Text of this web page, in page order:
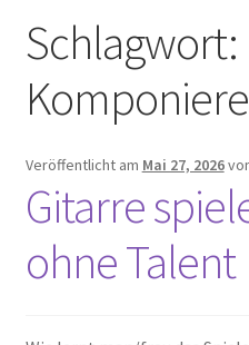
Produktinfos
Schlagwort:
Veröffentlicht am Mai 27, 2026
Gitarre
ohne Talent